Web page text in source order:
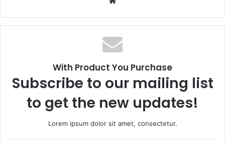
With Product You Purchase
Subscribe to our mailing list
to get the new updates!
Lorem ipsum dolor sit amet, consectetur.